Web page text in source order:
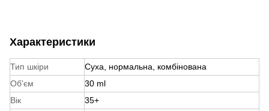
Характеристики
Тип шкіри
Суха, нормальна, комбінована
Об'єм
30 ml
Вік
35+